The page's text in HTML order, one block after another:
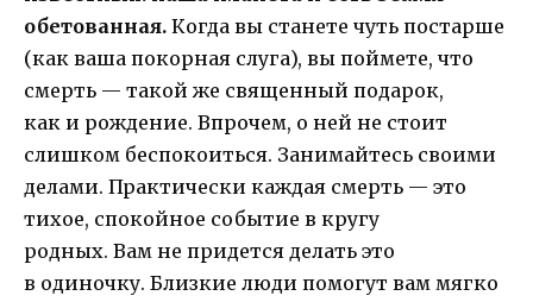
обетованная. Когда вы станете чуть постарше
(как ваша покорная слуга), вы поймете, что
смерть — такой же священный подарок,
как и рождение. Впрочем, о ней не стоит
слишком беспокоиться. Занимайтесь своими
делами. Практически каждая смерть — это
тихое, спокойное событие в кругу
родных. Вам не придется делать это
в одиночку. Близкие люди помогут вам мягко